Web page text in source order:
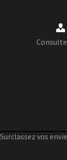
Surclassez vos